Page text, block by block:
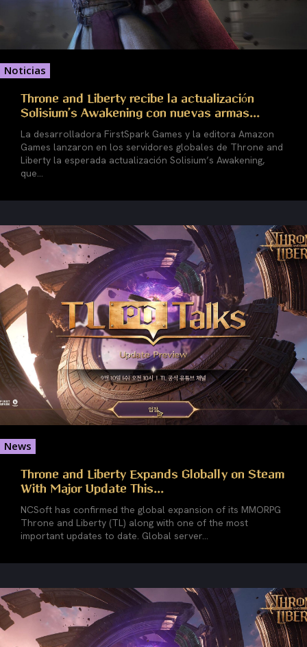
Noticias
Throne and Liberty recibe la actualización
Solisium’s Awakening con nuevas armas...
La desarrolladora FirstSpark Games y la editora Amazon
Games lanzaron en los servidores globales de Throne and
Liberty la esperada actualización Solisium’s Awakening,
que...
News
Throne and Liberty Expands Globally on Steam
With Major Update This...
NCSoft has confirmed the global expansion of its MMORPG
Throne and Liberty (TL) along with one of the most
important updates to date. Global server...